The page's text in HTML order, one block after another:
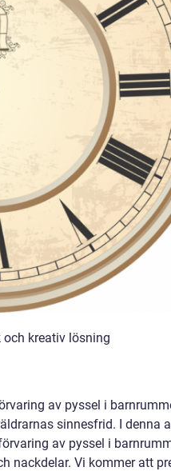
kreativ lösning
av pyssel i
sinnesfrid. I denna
av pyssel i
nackdelar. Vi kommer att